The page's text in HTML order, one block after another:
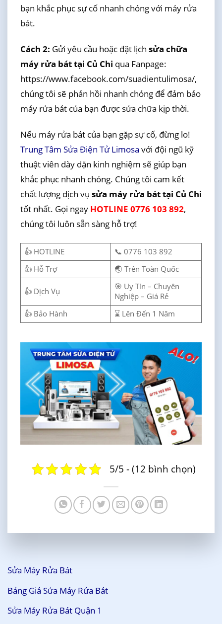
bạn khắc phục sự cố nhanh chóng với máy rửa
bát.
Cách 2: Gửi yêu cầu hoặc đặt lịch sửa chữa
máy rửa bát tại Củ Chi qua Fanpage:
https://www.facebook.com/suadientulimosa/,
chúng tôi sẽ phản hồi nhanh chóng để đảm bảo
máy rửa bát của bạn được sửa chữa kịp thời.
Nếu máy rửa bát của bạn gặp sự cố, đừng lo!
Trung Tâm Sửa Điện Tử Limosa với đội ngũ kỹ
thuật viên dày dặn kinh nghiệm sẽ giúp bạn
khắc phục nhanh chóng. Chúng tôi cam kết
chất lượng dịch vụ sửa máy rửa bát tại Củ Chi
tốt nhất. Gọi ngay HOTLINE 0776 103 892,
chúng tôi luôn sẵn sàng hỗ trợ!
👍 HOTLINE
📞 0776 103 892
👍 Hỗ Trợ
🌏 Trên Toàn Quốc
👍 Dịch Vụ
🎯 Uy Tín – Chuyên
Nghiệp – Giá Rẻ
👍 Bảo Hành
⌛ Lên Đến 1 Năm
5/5 - (12 bình chọn)
Sửa Máy Rửa Bát
Bảng Giá Sửa Máy Rửa Bát
Sửa Máy Rửa Bát Quận 1